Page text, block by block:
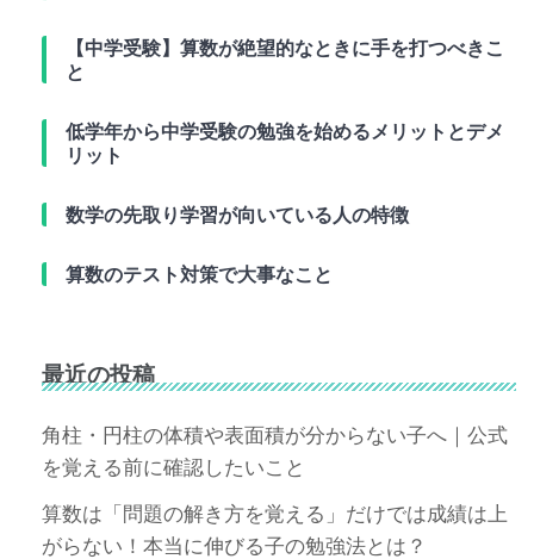
【中学受験】算数が絶望的なときに手を打つべきこ
と
低学年から中学受験の勉強を始めるメリットとデメ
リット
数学の先取り学習が向いている人の特徴
算数のテスト対策で大事なこと
最近の投稿
角柱・円柱の体積や表面積が分からない子へ｜公式
を覚える前に確認したいこと
算数は「問題の解き方を覚える」だけでは成績は上
がらない！本当に伸びる子の勉強法とは？